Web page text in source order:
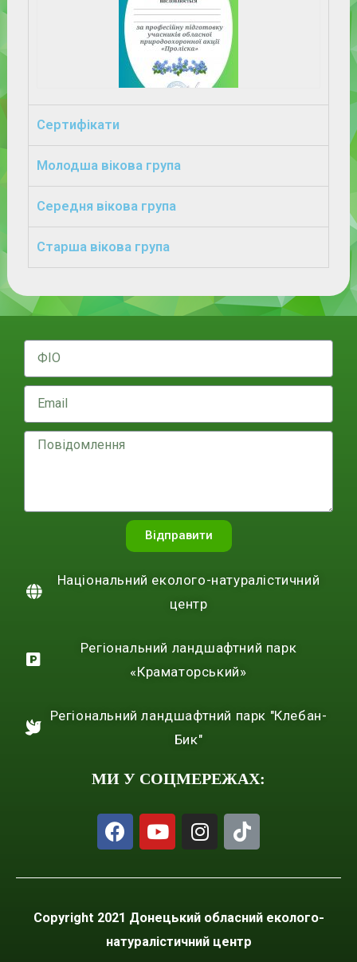
Сертифікати
Молодша вікова група
Середня вікова група
Старша вікова група
Відправити
Національний еколого-натуралістичний
центр
Регіональний ландшафтний парк
«Краматорський»
Регіональний ландшафтний парк "Клебан-
Бик"
МИ У СОЦМЕРЕЖАХ:
Copyright 2021 Донецький обласний еколого-
натуралістичний центр